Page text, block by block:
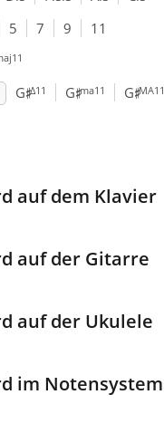
5 7 9 11
G♯Δ11 G♯ma11 G♯MA11
auf dem Klavier
auf der Gitarre
auf der Ukulele
im Notensystem